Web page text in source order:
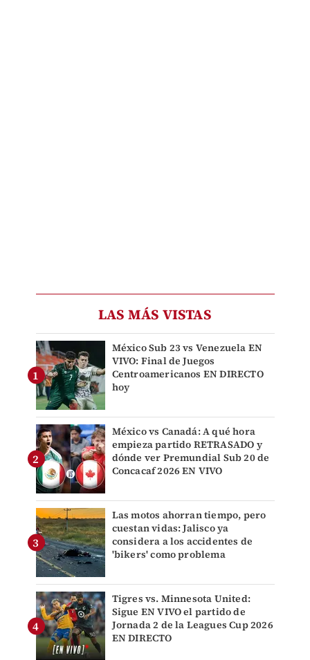
LAS MÁS VISTAS
México Sub 23 vs Venezuela EN
VIVO: Final de Juegos
Centroamericanos EN DIRECTO
hoy
México vs Canadá: A qué hora
empieza partido RETRASADO y
dónde ver Premundial Sub 20 de
Concacaf 2026 EN VIVO
Las motos ahorran tiempo, pero
cuestan vidas: Jalisco ya
considera a los accidentes de
'bikers' como problema
Tigres vs. Minnesota United:
Sigue EN VIVO el partido de
Jornada 2 de la Leagues Cup 2026
EN DIRECTO